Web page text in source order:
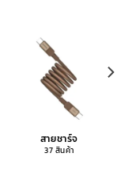
สายชาร์จ
37 สินค้า